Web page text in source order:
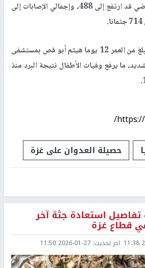
تشرين الأول/ أكتوبر الماضي قد ارتفع إلى 488، وإجمالي الإصابات إلى
ونوهت إلى وفاة رضيع يبلغ من العمر 12 يوما هيثم أبو قص بمستشفى
ما يرفع وفيات الأطفال نتيجة البرد منذ
حصيلة العدوان على غزة
استعادة جثة آخر
قطاع غزة
اخر تحديث: 2026-01-27 11:50